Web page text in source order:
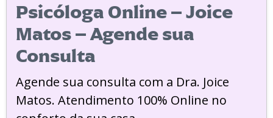
Psicóloga Online – Joice
Matos – Agende sua
Consulta
Agende sua consulta com a Dra. Joice
Matos. Atendimento 100% Online no